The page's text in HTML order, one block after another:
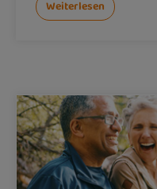
Weiterlesen